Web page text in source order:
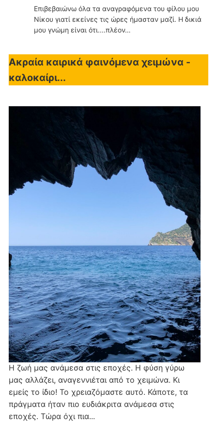
Επιβεβαιώνω όλα τα αναγραφόμενα του φίλου μου
Νίκου γιατί εκείνες τις ώρες ήμασταν μαζί. Η δικιά
μου γνώμη είναι ότι....πλέον…
Ακραία καιρικά φαινόμενα χειμώνα -
καλοκαίρι...
Η ζωή μας ανάμεσα στις εποχές. Η φύση γύρω
μας αλλάζει, αναγεννιέται από το χειμώνα. Κι
εμείς το ίδιο! Το χρειαζόμαστε αυτό. Κάποτε, τα
πράγματα ήταν πιο ευδιάκριτα ανάμεσα στις
εποχές. Τώρα όχι πια...